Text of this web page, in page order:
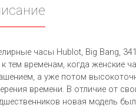
часы Hublot, Big Bang,
к тем временам, когда женские
а уже потом
времени. В отличие от
новая модель